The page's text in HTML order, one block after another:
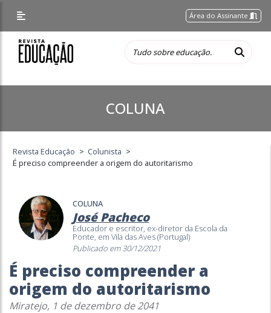
Área do Assinante
COLUNA
Revista Educação > Colunista >
É preciso compreender a origem do autoritarismo
COLUNA
José Pacheco
Educador e escritor, ex-diretor da Escola da
Ponte, em Vila das Aves (Portugal)
Publicado em 30/12/2021
É preciso compreender a
origem do autoritarismo
Miratejo, 1 de dezembro de 2041